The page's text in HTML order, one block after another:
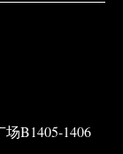
B1405-1406